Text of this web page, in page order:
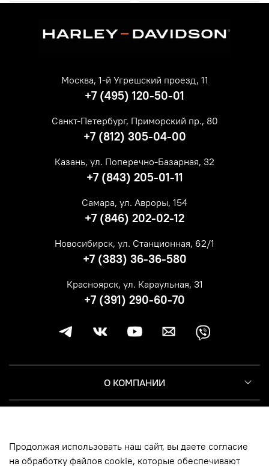
О КОМПАНИИ
ИНФОРМАЦИЯ
Москва, 1-й Угрешский проезд, 11
+7 (495) 120-50-01
Санкт-Петербург, Приморский пр., 80
+7 (812) 305-04-00
Казань, ул. Поперечно-Базарная, 32
+7 (843) 205-01-11
Самара, ул. Авроры, 154
+7 (846) 202-02-12
Новосибирск, ул. Станционная, 62/1
+7 (383) 36-36-580
Красноярск, ул. Караульная, 31
+7 (391) 290-60-70
Продолжая использовать наш сайт, вы даете согласие
на обработку файлов cookie, которые обеспечивают